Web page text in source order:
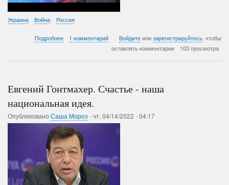
Украина Война Россия
Подробнеео
Украине:
должно
произойти,
но
произошло
1 комментарий Войдите или зарегистрируйтесь , чтобы
оставлять комментарии
103 просмотра
Евгений Гонтмахер. Счастье - наша
национальная идея.
Опубликовано Саша Мороз -чт, 04/14/2022 - 04:17